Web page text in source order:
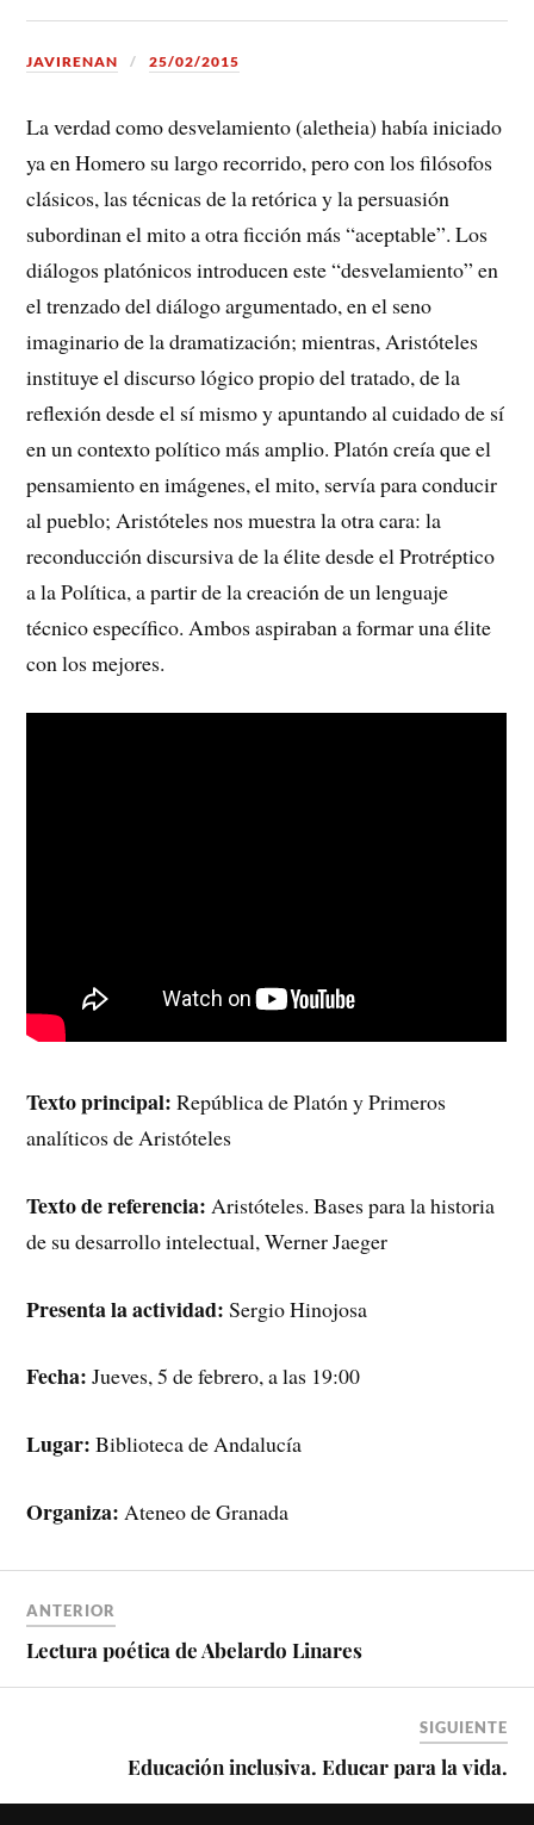
JAVIRENAN 25/02/2015
La verdad como desvelamiento (aletheia) había iniciado
ya en Homero su largo recorrido, pero con los filósofos
clásicos, las técnicas de la retórica y la persuasión
subordinan el mito a otra ficción más “aceptable”. Los
diálogos platónicos introducen este “desvelamiento” en
el trenzado del diálogo argumentado, en el seno
imaginario de la dramatización; mientras, Aristóteles
instituye el discurso lógico propio del tratado, de la
reflexión desde el sí mismo y apuntando al cuidado de sí
en un contexto político más amplio. Platón creía que el
pensamiento en imágenes, el mito, servía para conducir
al pueblo; Aristóteles nos muestra la otra cara: la
reconducción discursiva de la élite desde el Protréptico
a la Política, a partir de la creación de un lenguaje
técnico específico. Ambos aspiraban a formar una élite
con los mejores.
Texto principal: República de Platón y Primeros
analíticos de Aristóteles
Texto de referencia: Aristóteles. Bases para la historia
de su desarrollo intelectual, Werner Jaeger
Presenta la actividad: Sergio Hinojosa
Fecha: Jueves, 5 de febrero, a las 19:00
Lugar: Biblioteca de Andalucía
Organiza: Ateneo de Granada
ANTERIOR
Lectura poética de Abelardo Linares
SIGUIENTE
Educación inclusiva. Educar para la vida.